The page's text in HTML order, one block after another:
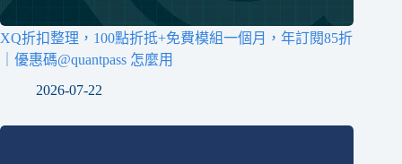
XQ折扣整理，100點折抵+免費模組一個月，年訂閱85折
｜優惠碼@quantpass 怎麼用
2026-07-22